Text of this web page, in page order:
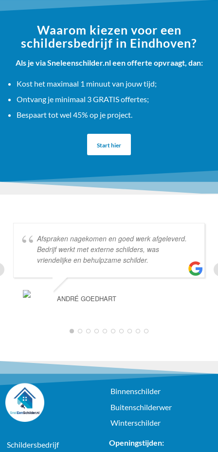
Waarom kiezen voor een
schildersbedrijf in Eindhoven?
Als je via Sneleenschilder.nl een offerte opvraagt, dan:
Kost het maximaal 1 minuut van jouw tijd;
Ontvang je minimaal 3 GRATIS offertes;
Bespaart tot wel 45% op je project.
Start hier
Afspraken nagekomen en goed werk afgeleverd.
Bedrijf werkt met externe schilders, was
vriendelijke en behulpzame schilder.
ANDRÉ GOEDHART
Binnenschilder
Buitenschilderwer
Winterschilder
Schildersbedrijf
Openingstijden: